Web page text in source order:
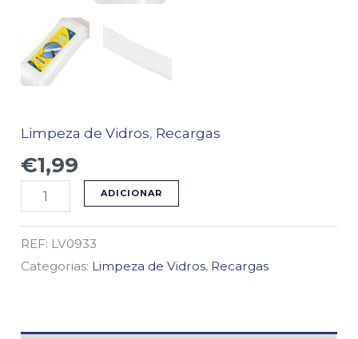
Limpeza de Vidros, Recargas
€1,99
ADICIONAR
REF: LV0933
Categorias: Limpeza de Vidros, Recargas